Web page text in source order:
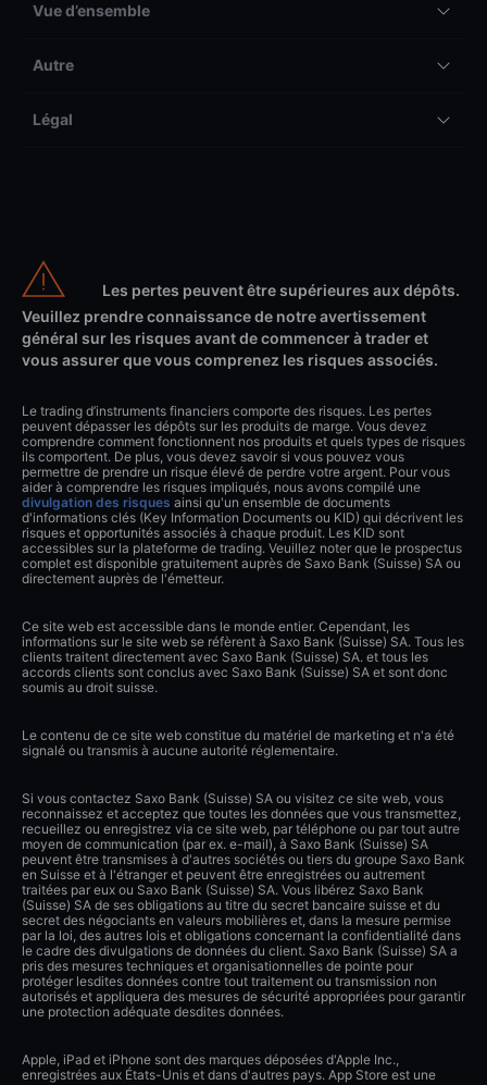
Vue d’ensemble
Autre
Légal
Les pertes peuvent être supérieures aux dépôts.
Veuillez prendre connaissance de notre avertissement
général sur les risques avant de commencer à trader et
vous assurer que vous comprenez les risques associés.
Le trading d’instruments financiers comporte des risques. Les pertes
peuvent dépasser les dépôts sur les produits de marge. Vous devez
comprendre comment fonctionnent nos produits et quels types de risques
ils comportent. De plus, vous devez savoir si vous pouvez vous
permettre de prendre un risque élevé de perdre votre argent. Pour vous
aider à comprendre les risques impliqués, nous avons compilé une
divulgation des risques ainsi qu'un ensemble de documents
d'informations clés (Key Information Documents ou KID) qui décrivent les
risques et opportunités associés à chaque produit. Les KID sont
accessibles sur la plateforme de trading. Veuillez noter que le prospectus
complet est disponible gratuitement auprès de Saxo Bank (Suisse) SA ou
directement auprès de l'émetteur.
Ce site web est accessible dans le monde entier. Cependant, les
informations sur le site web se réfèrent à Saxo Bank (Suisse) SA. Tous les
clients traitent directement avec Saxo Bank (Suisse) SA. et tous les
accords clients sont conclus avec Saxo Bank (Suisse) SA et sont donc
soumis au droit suisse.
Le contenu de ce site web constitue du matériel de marketing et n'a été
signalé ou transmis à aucune autorité réglementaire.
Si vous contactez Saxo Bank (Suisse) SA ou visitez ce site web, vous
reconnaissez et acceptez que toutes les données que vous transmettez,
recueillez ou enregistrez via ce site web, par téléphone ou par tout autre
moyen de communication (par ex. e-mail), à Saxo Bank (Suisse) SA
peuvent être transmises à d'autres sociétés ou tiers du groupe Saxo Bank
en Suisse et à l'étranger et peuvent être enregistrées ou autrement
traitées par eux ou Saxo Bank (Suisse) SA. Vous libérez Saxo Bank
(Suisse) SA de ses obligations au titre du secret bancaire suisse et du
secret des négociants en valeurs mobilières et, dans la mesure permise
par la loi, des autres lois et obligations concernant la confidentialité dans
le cadre des divulgations de données du client. Saxo Bank (Suisse) SA a
pris des mesures techniques et organisationnelles de pointe pour
protéger lesdites données contre tout traitement ou transmission non
autorisés et appliquera des mesures de sécurité appropriées pour garantir
une protection adéquate desdites données.
Apple, iPad et iPhone sont des marques déposées d'Apple Inc.,
enregistrées aux États-Unis et dans d'autres pays. App Store est une